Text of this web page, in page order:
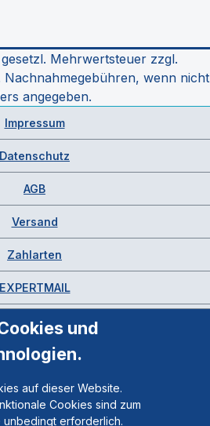
Mehrwertsteuer zzgl.
wenn nicht
angegeben.
Impressum
Datenschutz
AGB
Versand
Zahlarten
EXPERTMAIL
und
auf dieser Website.
Cookies sind zum
erforderlich.